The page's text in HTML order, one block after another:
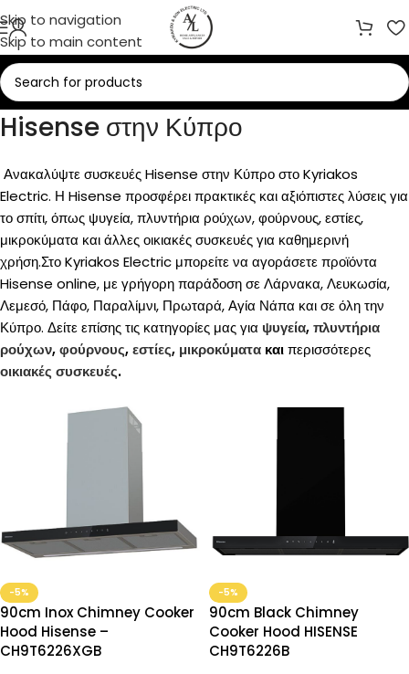
Skip to navigation
Skip to main content
Hisense στην Κύπρο
Ανακαλύψτε συσκευές Hisense στην Κύπρο στο Kyriakos
Electric. Η Hisense προσφέρει πρακτικές και αξιόπιστες λύσεις για
το σπίτι, όπως ψυγεία, πλυντήρια ρούχων, φούρνους, εστίες,
μικροκύματα και άλλες οικιακές συσκευές για καθημερινή
χρήση.Στο Kyriakos Electric μπορείτε να αγοράσετε προϊόντα
Hisense online, με γρήγορη παράδοση σε Λάρνακα, Λευκωσία,
Λεμεσό, Πάφο, Παραλίμνι, Πρωταρά, Αγία Νάπα και σε όλη την
Κύπρο. Δείτε επίσης τις κατηγορίες μας για ψυγεία,πλυντήρια
ρούχων,φούρνους,εστίες, μικροκύματα καιπερισσότερες
οικιακές συσκευές.
-5%
90cm Inox Chimney Cooker
Hood Hisense –
CH9T6226XGB
-5%
90cm Black Chimney
Cooker Hood HISENSE
CH9T6226B